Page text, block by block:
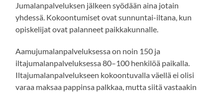
Jumalanpalveluksen jälkeen syödään aina jotain
yhdessä. Kokoontumiset ovat sunnuntai-iltana, kun
opiskelijat ovat palanneet paikkakunnalle.
Aamujumalanpalveluksessa on noin 150 ja
iltajumalanpalveluksessa 80–100 henkilöä paikalla.
Iltajumalanpalvelukseen kokoontuvalla väellä ei olisi
varaa maksaa pappinsa palkkaa, mutta siitä vastaakin